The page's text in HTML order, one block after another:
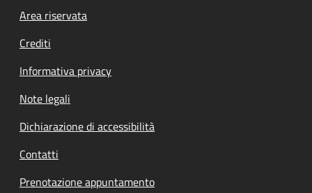
Footer menu
Area riservata
Crediti
Informativa privacy
Note legali
Dichiarazione di accessibilità
Contatti
Prenotazione appuntamento